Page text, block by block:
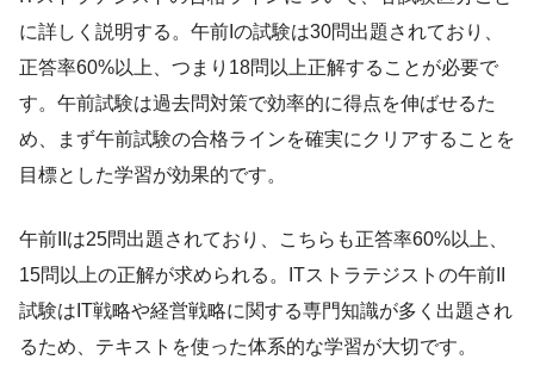
に詳しく説明する。午前Iの試験は30問出題されており、
正答率60%以上、つまり18問以上正解することが必要で
す。午前試験は過去問対策で効率的に得点を伸ばせるた
め、まず午前試験の合格ラインを確実にクリアすることを
目標とした学習が効果的です。
午前IIは25問出題されており、こちらも正答率60%以上、
15問以上の正解が求められる。ITストラテジストの午前II
試験はIT戦略や経営戦略に関する専門知識が多く出題され
るため、テキストを使った体系的な学習が大切です。